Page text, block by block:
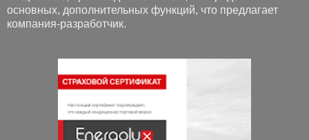
основных, дополнительных функций, что предлагает
компания-разработчик.